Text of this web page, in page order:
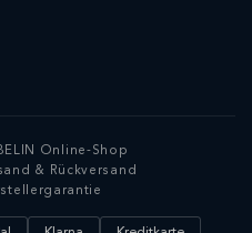
Online-Shop
& Rückversand